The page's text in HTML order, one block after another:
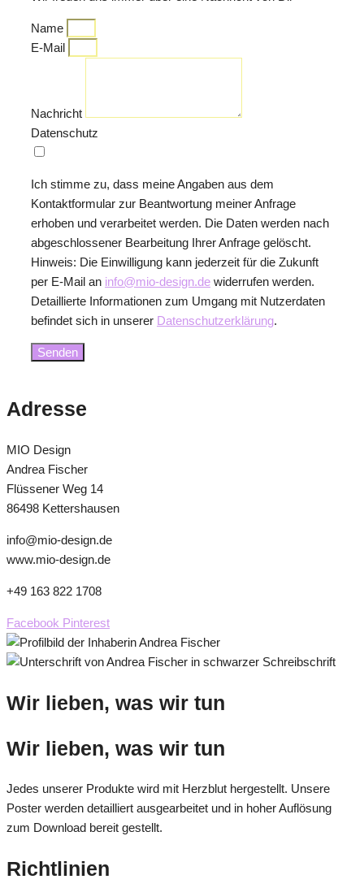
Name
E-Mail
Nachricht
Datenschutz
Ich stimme zu, dass meine Angaben aus dem
Kontaktformular zur Beantwortung meiner Anfrage
erhoben und verarbeitet werden. Die Daten werden nach
abgeschlossener Bearbeitung Ihrer Anfrage gelöscht.
Hinweis: Die Einwilligung kann jederzeit für die Zukunft
per E-Mail an info@mio-design.de widerrufen werden.
Detaillierte Informationen zum Umgang mit Nutzerdaten
befindet sich in unserer Datenschutzerklärung.
Senden
Adresse
MIO Design
Andrea Fischer
Flüssener Weg 14
86498 Kettershausen
info@mio-design.de
www.mio-design.de
+49 163 822 1708
Facebook Pinterest
Wir lieben, was wir tun
Wir lieben, was wir tun
Jedes unserer Produkte wird mit Herzblut hergestellt. Unsere
Poster werden detailliert ausgearbeitet und in hoher Auflösung
zum Download bereit gestellt.
Richtlinien